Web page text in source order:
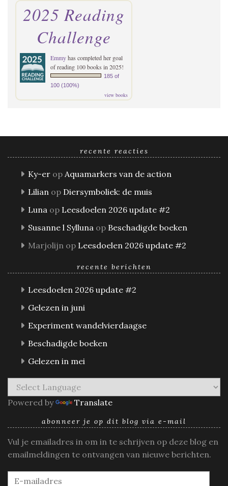
2025 Reading
Challenge
Emmyhas completed her goal
of reading 100 books in 2025!
185 of
100 (100%)
view books
recente reacties
Ky-er op Aquamarkers van de action
Lilian op Diersymboliek: de muis
Luna op Leesdoelen 2026 update #2
Susanne l Sylluna op Beschadigde boeken
Marjolijn op Leesdoelen 2026 update #2
recente berichten
Leesdoelen 2026 update #2
Gelezen in juni
Experiment wandelvierdaagse
Beschadigde boeken
Gelezen in mei
Powered by Translate
abonneer je op dit blog via e-mail
Vul je emailadres in om in te schrijven op deze blog en
emailmeldingen te ontvangen van nieuwe berichten.
E-